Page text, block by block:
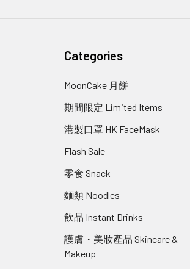
Categories
MoonCake 月餅
期間限定 Limited Items
港製口罩 HK FaceMask
Flash Sale
零食 Snack
麵類 Noodles
飲品 Instant Drinks
護膚・美妝產品 Skincare &
Makeup